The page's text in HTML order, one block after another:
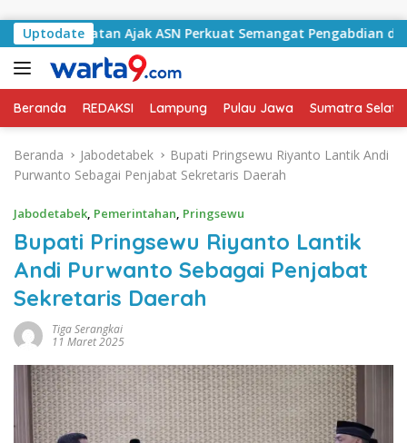
Uptodate
Selatan Ajak ASN Perkuat Semangat Pengabdian dan
Beranda REDAKSI Lampung Pulau Jawa Sumatra
Beranda Jabodetabek
Bupati Pringsewu Riyanto Lantik Andi
Purwanto Sebagai Penjabat Sekretaris Daerah
Jabodetabek, Pemerintahan, Pringsewu
Bupati Pringsewu Riyanto Lantik
Andi Purwanto Sebagai Penjabat
Sekretaris Daerah
Tiga Serangkai
11 Maret 2025